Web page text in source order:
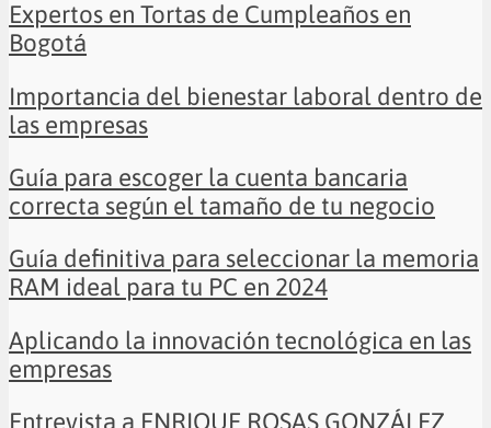
Expertos en Tortas de Cumpleaños en
Bogotá
Importancia del bienestar laboral dentro de
las empresas
Guía para escoger la cuenta bancaria
correcta según el tamaño de tu negocio
Guía definitiva para seleccionar la memoria
RAM ideal para tu PC en 2024
Aplicando la innovación tecnológica en las
empresas
Entrevista a ENRIQUE ROSAS GONZÁLEZ